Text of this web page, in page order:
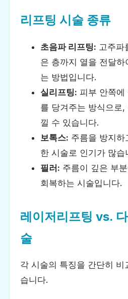
리프팅 시술 종류
초음파 리프팅: 고주파
은 층까지 열을 전달
는 방법입니다.
실리프팅: 피부 안쪽에
를 당겨주는 방식으로
낄 수 있습니다.
보톡스: 주름을 방지
한 시술로 인기가 많습
필러: 주름이 깊은 부
회복하는 시술입니다.
레이저리프팅 vs.
술
각 시술의 특징을 간단히 비
습니다.